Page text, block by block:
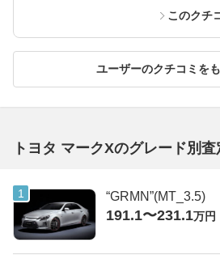
このクチ
ユーザーのクチコミを
トヨタ マークXのグレード別
“GRMN”(MT_3.5)
191.1〜231.1万円